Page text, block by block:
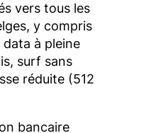
vers tous les
y compris
data à pleine
surf sans
réduite (512
bancaire